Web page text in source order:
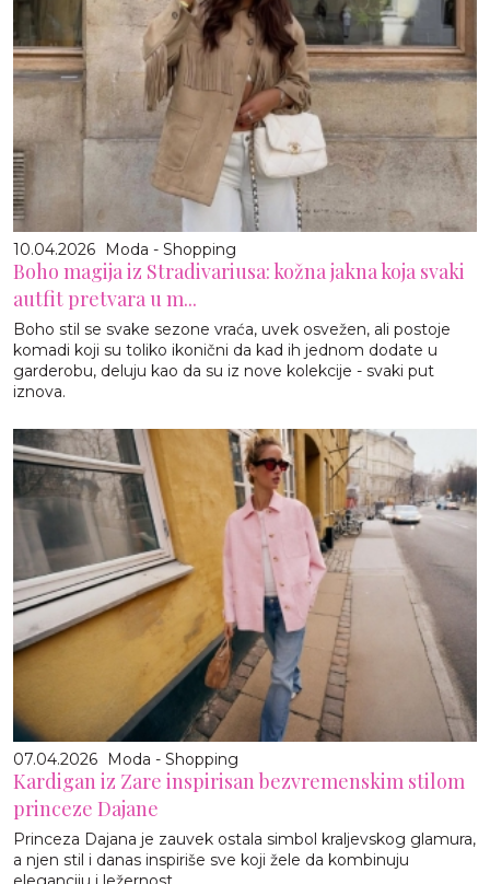
10.04.2026 Moda - Shopping
Boho magija iz Stradivariusa: kožna jakna koja svaki
autfit pretvara u m...
Boho stil se svake sezone vraća, uvek osvežen, ali postoje
komadi koji su toliko ikonični da kad ih jednom dodate u
garderobu, deluju kao da su iz nove kolekcije - svaki put
iznova.
07.04.2026 Moda - Shopping
Kardigan iz Zare inspirisan bezvremenskim stilom
princeze Dajane
Princeza Dajana je zauvek ostala simbol kraljevskog glamura,
a njen stil i danas inspiriše sve koji žele da kombinuju